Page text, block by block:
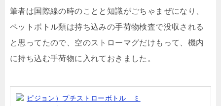
筆者は国際線の時のことと知識がごちゃまぜになり、
ペットボトル類は持ち込みの手荷物検査で没収される
と思ってたので、空のストローマグだけもって、機内
に持ち込む手荷物に入れておきました。